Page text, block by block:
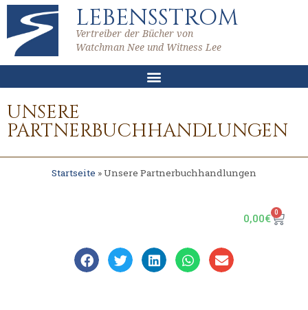
LEBENSSTROM
Vertreiber der Bücher von
Watchman Nee und Witness Lee
UNSERE
PARTNERBUCHHANDLUNGEN
Startseite »Unsere Partnerbuchhandlungen
0,00€ 0